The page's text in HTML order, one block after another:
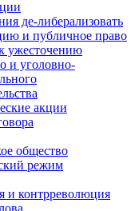
де-либерализовать
и публичное право
ужесточению
и уголовно-
акции
общество
режим
и контрреволюция